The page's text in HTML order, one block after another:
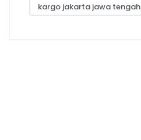
kargo jakarta jawa tengah